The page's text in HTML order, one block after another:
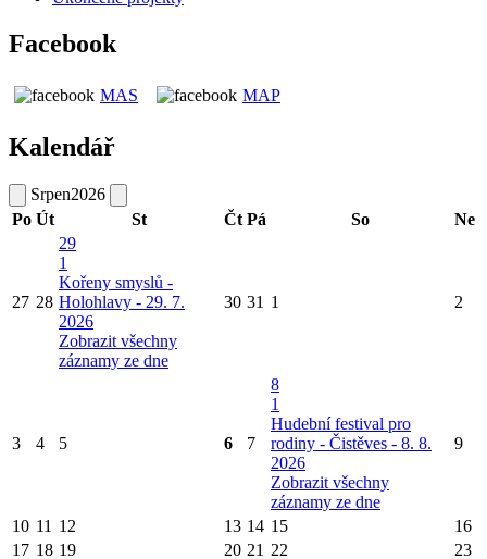
Facebook
MAS MAP
Kalendář
Srpen2026
Po Út St Čt Pá So Ne
27 28
29
1
Kořeny smyslů -
Holohlavy - 29. 7.
2026
Zobrazit všechny
záznamy ze dne
30 31 1 2
3 4 5 6 7
8
1
Hudební festival pro
rodiny - Čistěves - 8. 8.
2026
Zobrazit všechny
záznamy ze dne
9
10 11 12 13 14 15
16
17 18 19 20 21 22
23